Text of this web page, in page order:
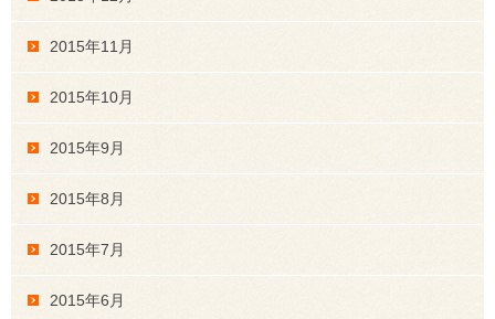
2015年11月
2015年10月
2015年9月
2015年8月
2015年7月
2015年6月